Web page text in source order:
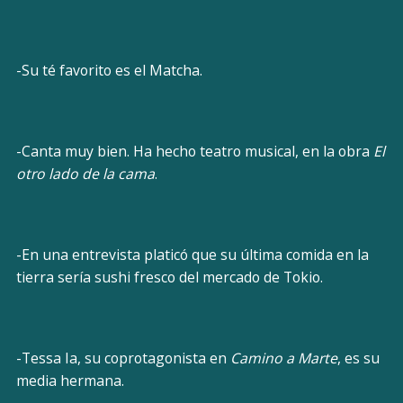
-Su té favorito es el Matcha.
-Canta muy bien. Ha hecho teatro musical, en la obra El
otro lado de la cama.
-En una entrevista platicó que su última comida en la
tierra sería sushi fresco del mercado de Tokio.
-Tessa Ia, su coprotagonista en Camino a Marte, es su
media hermana.